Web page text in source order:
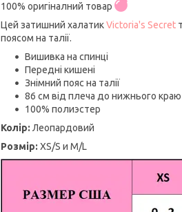
100% оригіналний товар
Цей затишний халатикVictoria's Secret
поясом на талії.
Вишивка на спинці
Передні кишені
Знімний пояс на талії
86 см від плеча до нижнього краю
100% полиэстер
Колір: Леопардовий
Розмір: XS/S и M/L